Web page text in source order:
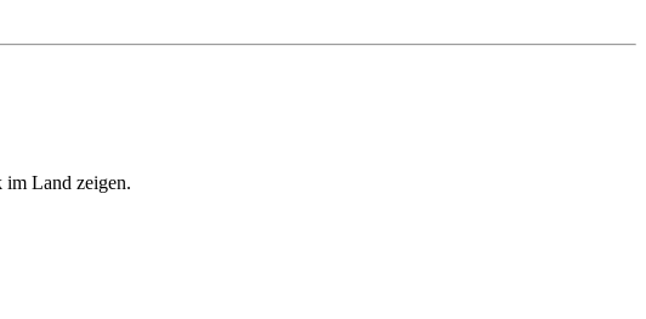
im Land zeigen.